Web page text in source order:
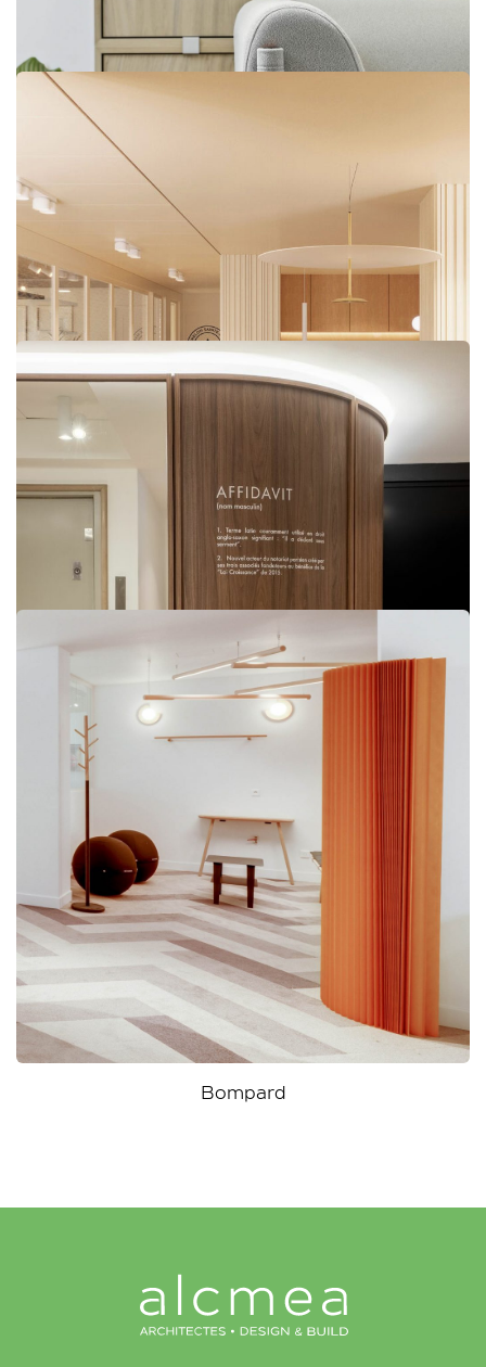
Fédération des Promoteurs IDF
Affidavit Notaires
Bompard